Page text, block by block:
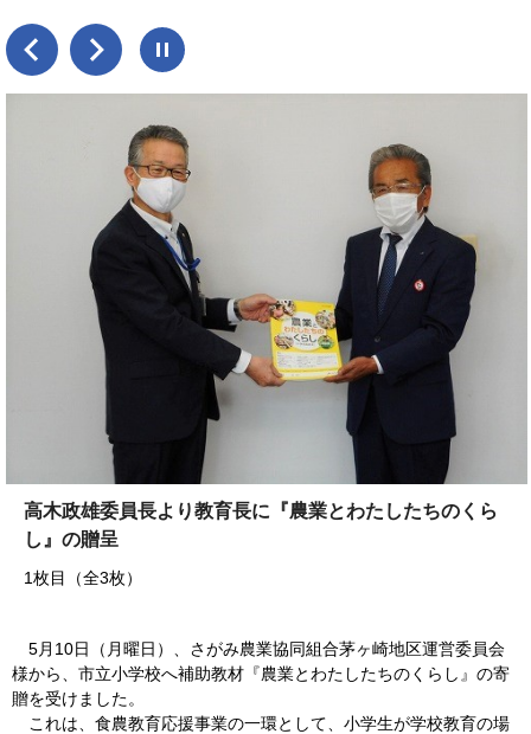
高木政雄委員長より教育長に『農業とわたしたちのくら
し』の贈呈
1枚目（全3枚）
5月10日（月曜日）、さがみ農業協同組合茅ヶ崎地区運営委員会
様から、市立小学校へ補助教材『農業とわたしたちのくらし』の寄
贈を受けました。
これは、食農教育応援事業の一環として、小学生が学校教育の場